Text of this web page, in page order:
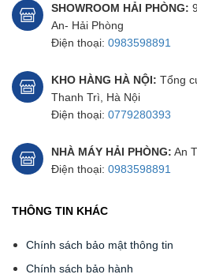
SHOWROOM HẢI PHÒNG:
An- Hải Phòng
Điện thoại: 0983598891
KHO HÀNG HÀ NỘI: Tổng
Thanh Trì, Hà Nội
Điện thoại: 0779280393
NHÀ MÁY HẢI PHÒNG: An
Điện thoại: 0983598891
THÔNG TIN KHÁC
Chính sách bảo mật thông tin
Chính sách bảo hành